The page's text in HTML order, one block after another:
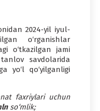
2024-yil iyul-
o‘rganishlar
o‘tkazilgan jami
tanlov savdolarida
yo‘l qo‘yilganligi
faxriylari uchun
so‘mlik;